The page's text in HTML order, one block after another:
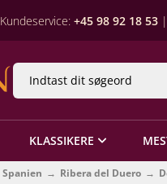
Kundeservice: +45 98 92 18 53
KLASSIKERE
Spanien Ribera del Duero